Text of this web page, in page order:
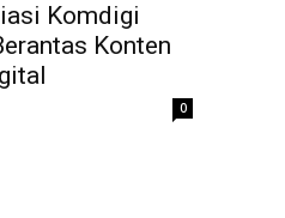
Komdigi
Konten
0